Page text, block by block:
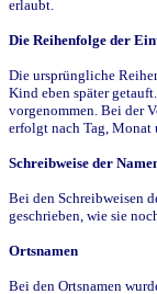
erlaubt.
Die Reihenfolge der
Die ursprüngliche
Kind eben später
vorgenommen. Bei der
erfolgt nach Tag, Monat
Schreibweise der
Bei den Schreibweisen
geschrieben, wie sie
Ortsnamen
Bei den Ortsnamen